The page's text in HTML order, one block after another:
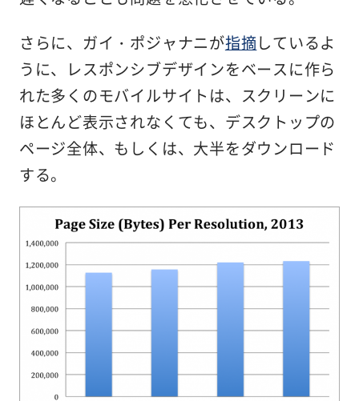
さらに、ガイ・ポジャナニが指摘しているよ
うに、レスポンシブデザインをベースに作ら
れた多くのモバイルサイトは、スクリーンに
ほとんど表示されなくても、 デスクトップの
ページ全体、もしくは、大半をダウンロード
する。